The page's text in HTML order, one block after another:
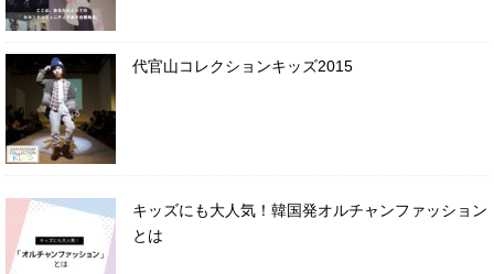
代官山コレクションキッズ2015
キッズにも大人気！韓国発オルチャンファッション
とは